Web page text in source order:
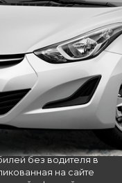
без водителя в
на сайте